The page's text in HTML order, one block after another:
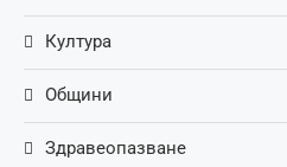
Култура
Общини
Здравеопазване